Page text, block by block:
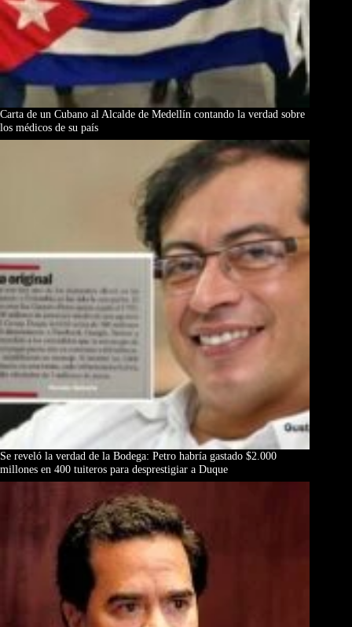
Carta de un Cubano al Alcalde de Medellín contando la verdad sobre
los médicos de su país
Se reveló la verdad de la Bodega: Petro habría gastado $2.000
millones en 400 tuiteros para desprestigiar a Duque